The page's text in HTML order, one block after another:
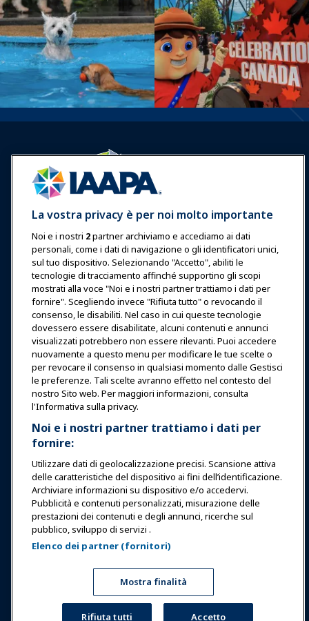
Unisciti ora
Premi Carriere
Contatto
Esposizioni & Eventi
Notizie & Funworld
Educazione
Sicurezza & Protezione
Difesa
Ricerca e Rapporti
Informazioni su IAAPA
Partner
Copyright © 2026 Associazione Internazionale di Parchi di
Divertimento e Attrazioni. Tutti i diritti riservati.
Informativa sulla privacy
Termini di servizio
Avviso di traduzione
Gestisci le preferenze
La vostra privacy è per noi molto importante
Noi e i nostri 2partner archiviamo e accediamo ai dati
personali, come i dati di navigazione o gli identificatori unici,
sul tuo dispositivo. Selezionando "Accetto", abiliti le
tecnologie di tracciamento affinché supportino gli scopi
mostrati alla voce "Noi e i nostri partner trattiamo i dati per
fornire". Scegliendo invece "Rifiuta tutto" o revocando il
consenso, le disabiliti. Nel caso in cui queste tecnologie
dovessero essere disabilitate, alcuni contenuti e annunci
visualizzati potrebbero non essere rilevanti. Puoi accedere
nuovamente a questo menu per modificare le tue scelte o
per revocare il consenso in qualsiasi momento dalle Gestisci
le preferenze. Tali scelte avranno effetto nel contesto del
nostro Sito web. Per maggiori informazioni, consulta
l'Informativa sulla privacy.
Noi e i nostri partner trattiamo i dati per
fornire:
Utilizzare dati di geolocalizzazione precisi. Scansione attiva
delle caratteristiche del dispositivo ai fini dell’identificazione.
Archiviare informazioni su dispositivo e/o accedervi.
Pubblicità e contenuti personalizzati, misurazione delle
prestazioni dei contenuti e degli annunci, ricerche sul
pubblico, sviluppo di servizi .
Elenco dei partner (fornitori)
Mostra finalità
Rifiuta tutti Accetto